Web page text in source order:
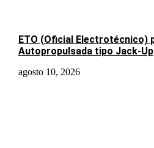
ETO (Oficial Electrotécnico)
Autopropulsada tipo Jack-Up
agosto 10, 2026